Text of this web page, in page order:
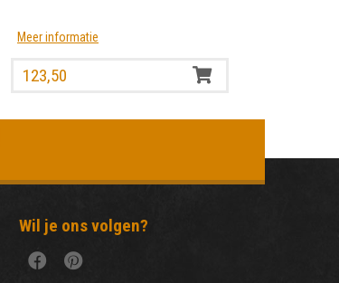
Meer informatie
123,50
Wil je ons volgen?